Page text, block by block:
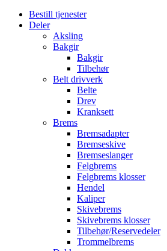
Bestill tjenester
Deler
Aksling
Bakgir
Bakgir
Tilbehør
Belt drivverk
Belte
Drev
Kranksett
Brems
Bremsadapter
Bremseskive
Bremseslanger
Felgbrems
Felgbrems klosser
Hendel
Kaliper
Skivebrems
Skivebrems klosser
Tilbehør/Reservedeler
Trommelbrems